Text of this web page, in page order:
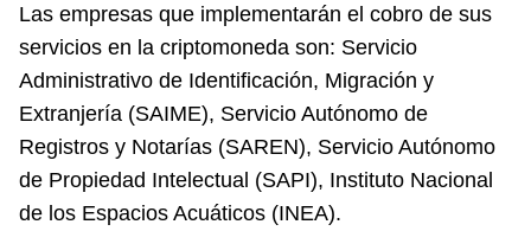
Las empresas que implementarán el cobro de sus
servicios en la criptomoneda son: Servicio
Administrativo de Identificación, Migración y
Extranjería (SAIME), Servicio Autónomo de
Registros y Notarías (SAREN), Servicio Autónomo
de Propiedad Intelectual (SAPI), Instituto Nacional
de los Espacios Acuáticos (INEA).